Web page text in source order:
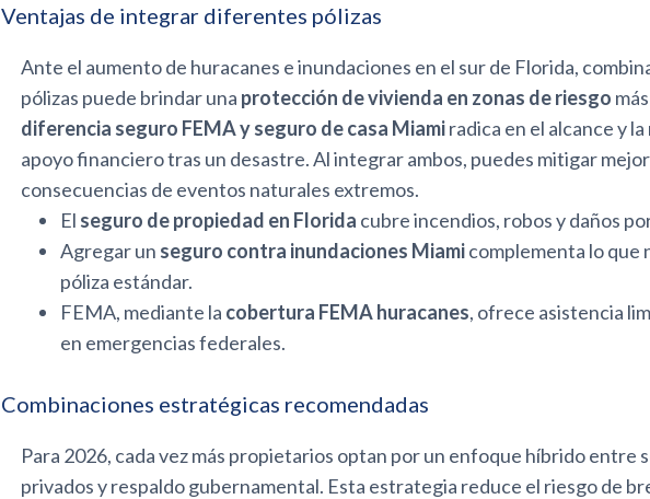
Ventajas de integrar diferentes pólizas
Ante el aumento de huracanes e inundaciones en el sur de Florida,
pólizas puede brindar una protección de vivienda en zonas de riesgo
diferencia seguro FEMA y seguro de casa Miamiradica en el alcance y
apoyo financiero tras un desastre. Al integrar ambos, puedes mitigar
consecuencias de eventos naturales extremos.
El seguro de propiedad en Florida cubre incendios, robos y daños
Agregar un seguro contra inundaciones Miamicomplementa lo que
póliza estándar.
FEMA, mediante la cobertura FEMA huracanes, ofrece asistencia
en emergencias federales.
Combinaciones estratégicas recomendadas
Para 2026, cada vez más propietarios optan por un enfoque híbrido entre
privados y respaldo gubernamental. Esta estrategia reduce el riesgo de